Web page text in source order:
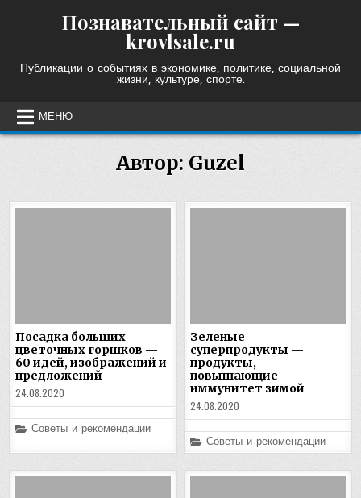
Познавательный сайт —
krovlsale.ru
Публикации о событиях в экономике, политике, социальной
жизни, культуре, спорте.
МЕНЮ
Автор: Guzel
Посадка больших
цветочных горшков —
60 идей, изображений и
предложений
24.08.2020
Posted
Советы и рекомендации
Зеленые
суперпродукты —
продукты,
повышающие
иммунитет зимой
24.08.2020
Posted
in
Советы и рекомендации